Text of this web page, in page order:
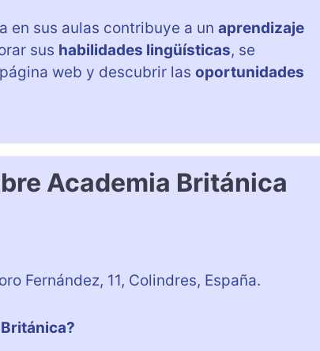
en sus aulas contribuye a un aprendizaje
sus habilidades lingüísticas, se
web y descubrir las oportunidades
Academia Británica
Fernández, 11, Colindres, España.